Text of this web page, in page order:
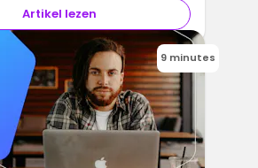
Artikel lezen
9 minutes